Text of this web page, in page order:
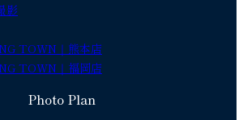
影
TOWN｜熊本店
TOWN｜福岡店
Photo Plan